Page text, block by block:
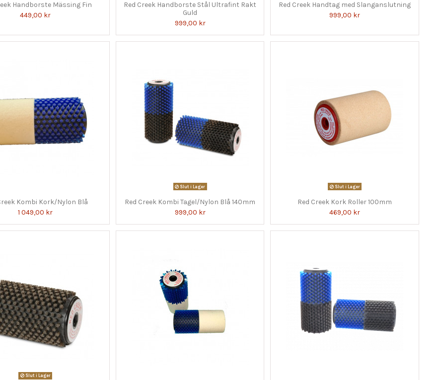
Handborste Mässing Fin
449,00 kr
Red Creek Handborste Stål Ultrafint Rakt
Guld
999,00 kr
Red Creek Handtag med Slanganslutning
999,00 kr
Kombi Kork/Nylon Blå
1 049,00 kr
Slut i Lager
Red Creek Kombi Tagel/Nylon Blå 140mm
999,00 kr
Slut i Lager
Red Creek Kork Roller 100mm
469,00 kr
Slut i Lager